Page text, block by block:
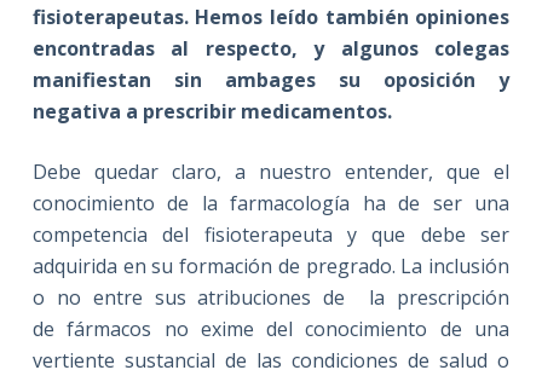
fisioterapeutas. Hemos leído también opiniones
encontradas al respecto, y algunos colegas
manifiestan sin ambages su oposición y
negativa a prescribir medicamentos.
Debe quedar claro, a nuestro entender, que el
conocimiento de la farmacología ha de ser una
competencia del fisioterapeuta y que debe ser
adquirida en su formación de pregrado. La inclusión
o no entre sus atribuciones de la prescripción
de fármacos no exime del conocimiento de una
vertiente sustancial de las condiciones de salud o